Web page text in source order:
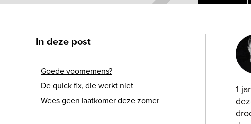
In deze post
Goede voornemens?
De quick fix, die werkt niet
Wees geen laatkomer deze zomer
1